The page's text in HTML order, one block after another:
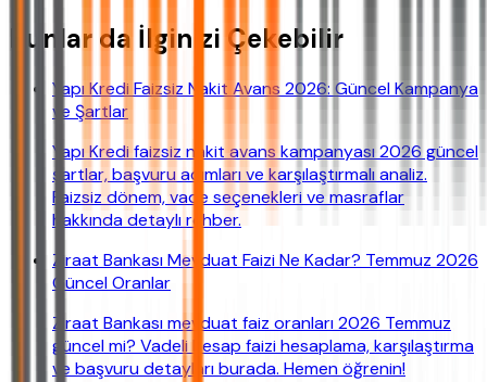
Bunlar da İlginizi Çekebilir
Yapı Kredi Faizsiz Nakit Avans 2026: Güncel Kampanya
ve Şartlar
Yapı Kredi faizsiz nakit avans kampanyası 2026 güncel
şartlar, başvuru adımları ve karşılaştırmalı analiz.
Faizsiz dönem, vade seçenekleri ve masraflar
hakkında detaylı rehber.
Ziraat Bankası Mevduat Faizi Ne Kadar? Temmuz 2026
Güncel Oranlar
Ziraat Bankası mevduat faiz oranları 2026 Temmuz
güncel mi? Vadeli hesap faizi hesaplama, karşılaştırma
ve başvuru detayları burada. Hemen öğrenin!